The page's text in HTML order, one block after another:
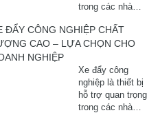
trong các nhà
xuất hiện nay.
Mỗi loại có những
riêng phù hợp với
từng ...
ĐẨY CÔNG NGHIỆP CHẤT
CAO – LỰA CHỌN CHO
NGHIỆP
Xe đẩy công
nghiệp là thiết bị
hỗ trợ quan trọng
trong các nhà